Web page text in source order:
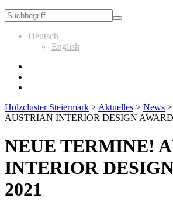
Deutsch
English
Holzcluster Steiermark > Aktuelles > News >
AUSTRIAN INTERIOR DESIGN AWARD
NEUE TERMINE!
INTERIOR
2021